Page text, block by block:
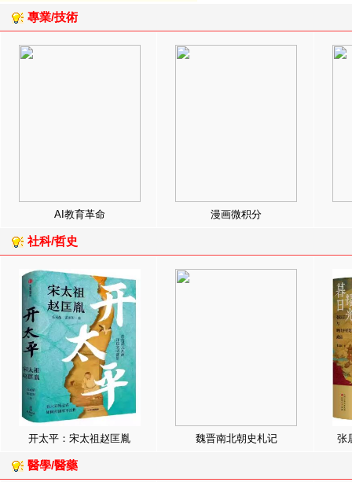
專業/技術
AI教育革命 漫画微积分
社科/哲史
开太平：宋太祖赵匡胤 魏晋南北朝史札记 张
醫學/醫藥